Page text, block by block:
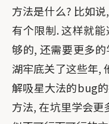
方法是什么? 比如
有个限制. 这样就
够的, 还需要更多
湖牢底关了这些年,
解吸星大法的bug
方法, 在坑里学会更